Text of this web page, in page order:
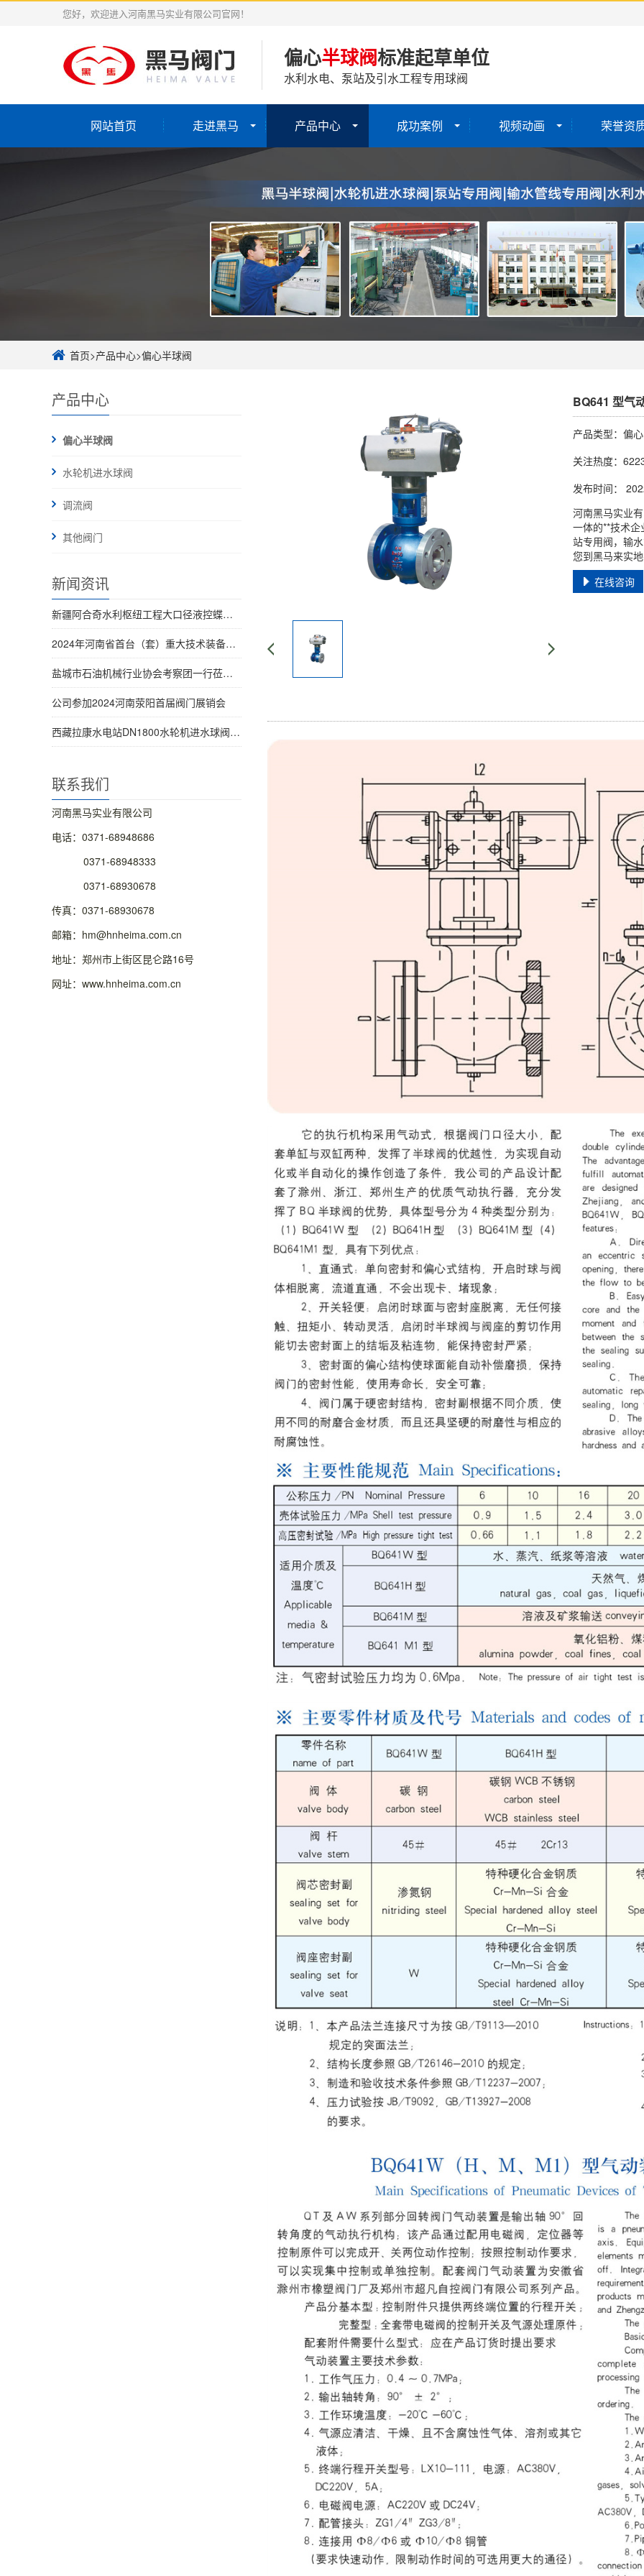
您好，欢迎进入河南黑马实业有限公司官网！
偏心半球阀标准起草单位
水利水电、泵站及引水工程专用球阀
网站首页 走进黑马 产品中心 成功案例 视频动画 荣誉资
首页>产品中心>偏心半球阀
产品中心
偏心半球阀
水轮机进水球阀
调流阀
其他阀门
新闻资讯
新疆阿合奇水利枢纽工程大口径液控蝶阀全部完成交付
2024年河南省首台（套）重大技术装备名单发布 河南黑马实业有限公司榜上有名
盐城市石油机械行业协会考察团一行莅临考察
公司参加2024河南荥阳首届阀门展销会
西藏拉康水电站DN1800水轮机进水球阀1号机圆满发货
联系我们
河南黑马实业有限公司
电话：0371-68948686
0371-68948333
0371-68930678
传真：0371-68930678
邮箱：hm@hnheima.com.cn
地址：郑州市上街区昆仑路16号
网址：www.hnheima.com.cn
BQ641 型气
产品类型：偏
关注热度：
发布时间：
河南黑马实业
一体的**技术
站专用阀，输
您到黑马来实
在线咨询